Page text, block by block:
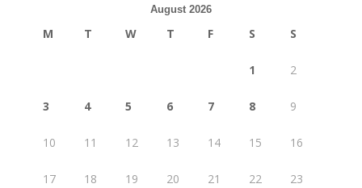
August 2026
M T W T F S S
1 2
3 4 5 6 7 8 9
10 11 12 13 14 15 16
17 18 19 20 21 22 23